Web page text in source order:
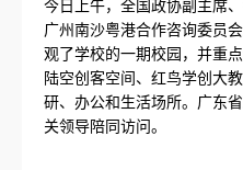
今日上午，全国政协副主席
广州南沙粤港合作咨询委员
观了学校的一期校园，并重
陆空创客空间、红鸟学创大
研、办公和生活场所。广东
关领导陪同访问。